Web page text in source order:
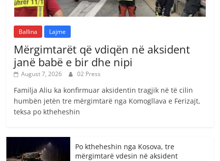
Ballina Lajme
Mërgimtarët që vdiqën në aksident
janë babë e bir dhe nipi
August 7, 2026 02 Press
Familja Aliu ka konfirmuar aksidentin tragjik në të cilin
humbën jetën tre mërgimtarë nga Komogllava e Ferizajt,
teksa po ktheheshin
Po ktheheshin nga Kosova, tre
mërgimtarë vdesin në aksident